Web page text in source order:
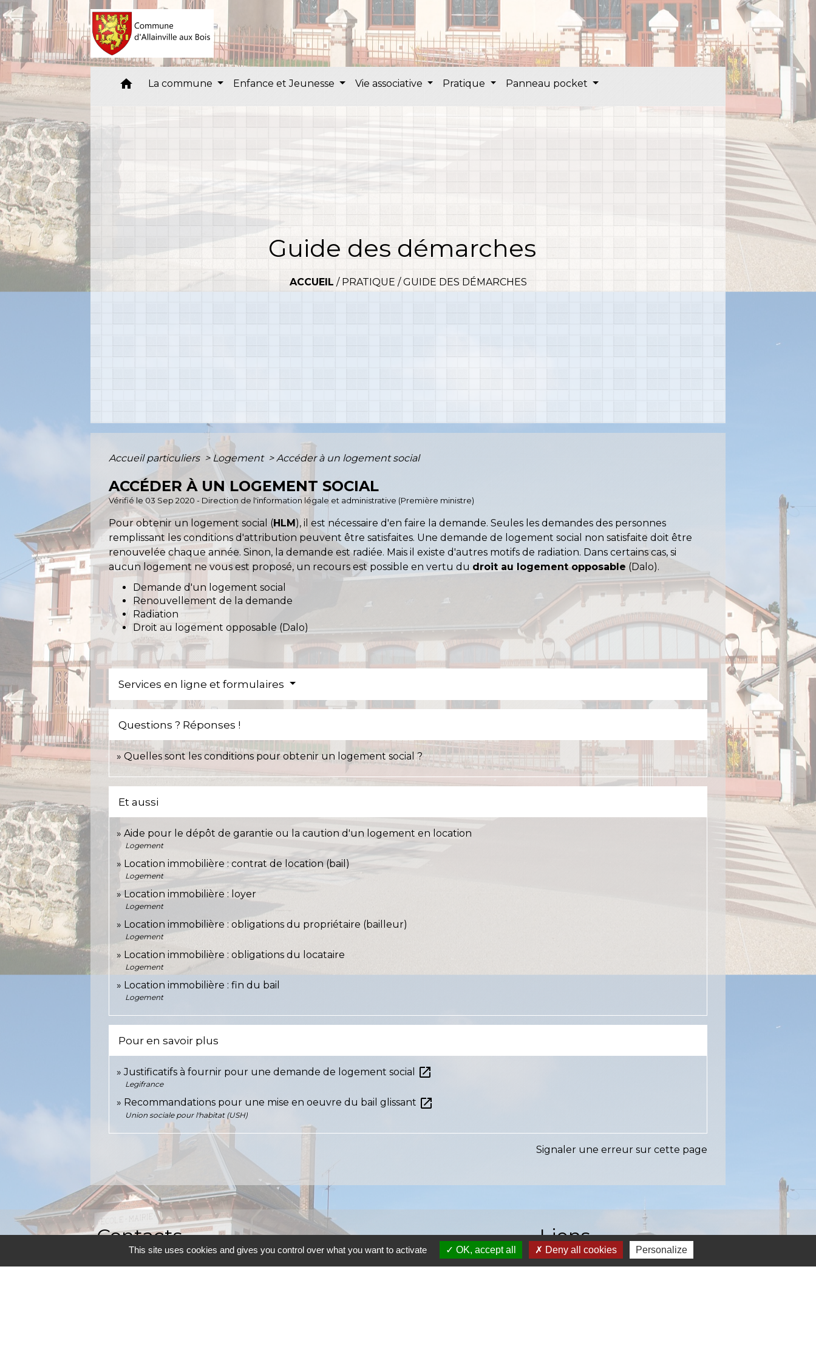
home La commune Enfance et Jeunesse Vie associative Pratique Panneau pocket
Guide des démarches
ACCUEIL / PRATIQUE /GUIDE DES DÉMARCHES
Accueil particuliers > Logement > Accéder à un logement social
ACCÉDER À UN LOGEMENT SOCIAL
Vérifié le 03 Sep 2020 - Direction de l'information légale et administrative (Première ministre)
Pour obtenir un logement social (HLM), il est nécessaire d'en faire la demande. Seules les demandes des personnes
remplissant les conditions d'attribution peuvent être satisfaites. Une demande de logement social non satisfaite doit être
renouvelée chaque année. Sinon, la demande est radiée. Mais il existe d'autres motifs de radiation. Dans certains cas, si
aucun logement ne vous est proposé, un recours est possible en vertu du droit au logement opposable (Dalo).
Demande d'un logement social
Renouvellement de la demande
Radiation
Droit au logement opposable (Dalo)
Services en ligne et formulaires
Questions ? Réponses !
Quelles sont les conditions pour obtenir un logement social ?
Et aussi
Aide pour le dépôt de garantie ou la caution d'un logement en location
Logement
Location immobilière : contrat de location (bail)
Logement
Location immobilière : loyer
Logement
Location immobilière : obligations du propriétaire (bailleur)
Logement
Location immobilière : obligations du locataire
Logement
Location immobilière : fin du bail
Logement
Pour en savoir plus
Justificatifs à fournir pour une demande de logement social open_in_new
Legifrance
Recommandations pour une mise en oeuvre du bail glissant open_in_new
Union sociale pour l'habitat (USH)
Signaler une erreur sur cette page
Contacts
Commune d'Allainville-aux-Bois
Liens
SEASY (anciennement SIAEP)
This site uses cookies and gives you control over what you want to activate OK, accept all Deny all cookies Personalize